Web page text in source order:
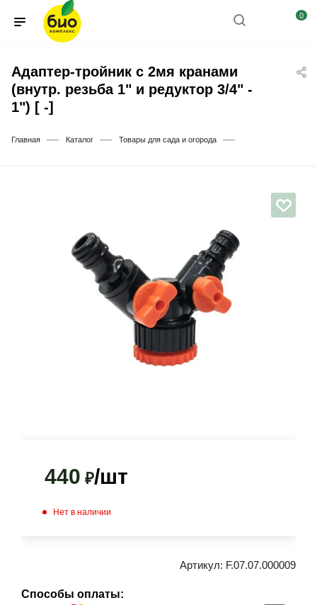
0
Адаптер-тройник с 2мя кранами
(внутр. резьба 1" и редуктор 3/4" -
1") [ -]
Главная — Каталог — Товары для сада и огорода —
440 ₽/шт
Нет в наличии
Артикул: F.07.07.000009
Способы оплаты: